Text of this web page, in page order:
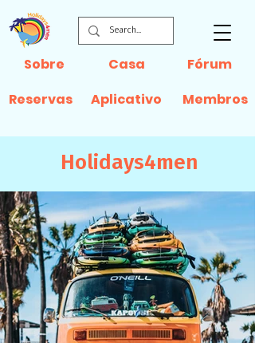
Casa
Sobre
Aplicativo
Reservas
Fórum
Membros
Holidays4men